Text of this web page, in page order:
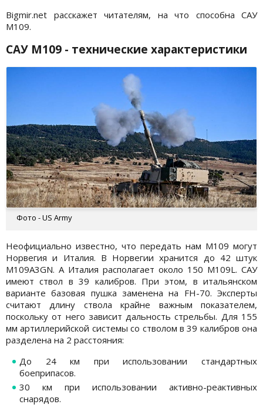
Bigmir.net расскажет читателям, на что способна САУ
М109.
САУ M109 - технические характеристики
Фото - US Army
Неофициально известно, что передать нам M109 могут
Норвегия и Италия. В Норвегии хранится до 42 штук
M109A3GN. А Италия располагает около 150 M109L. САУ
имеют ствол в 39 калибров. При этом, в итальянском
варианте базовая пушка заменена на FH-70. Эксперты
считают длину ствола крайне важным показателем,
поскольку от него зависит дальность стрельбы. Для 155
мм артиллерийской системы со стволом в 39 калибров она
разделена на 2 расстояния:
До 24 км при использовании стандартных
боеприпасов.
30 км при использовании активно-реактивных
снарядов.